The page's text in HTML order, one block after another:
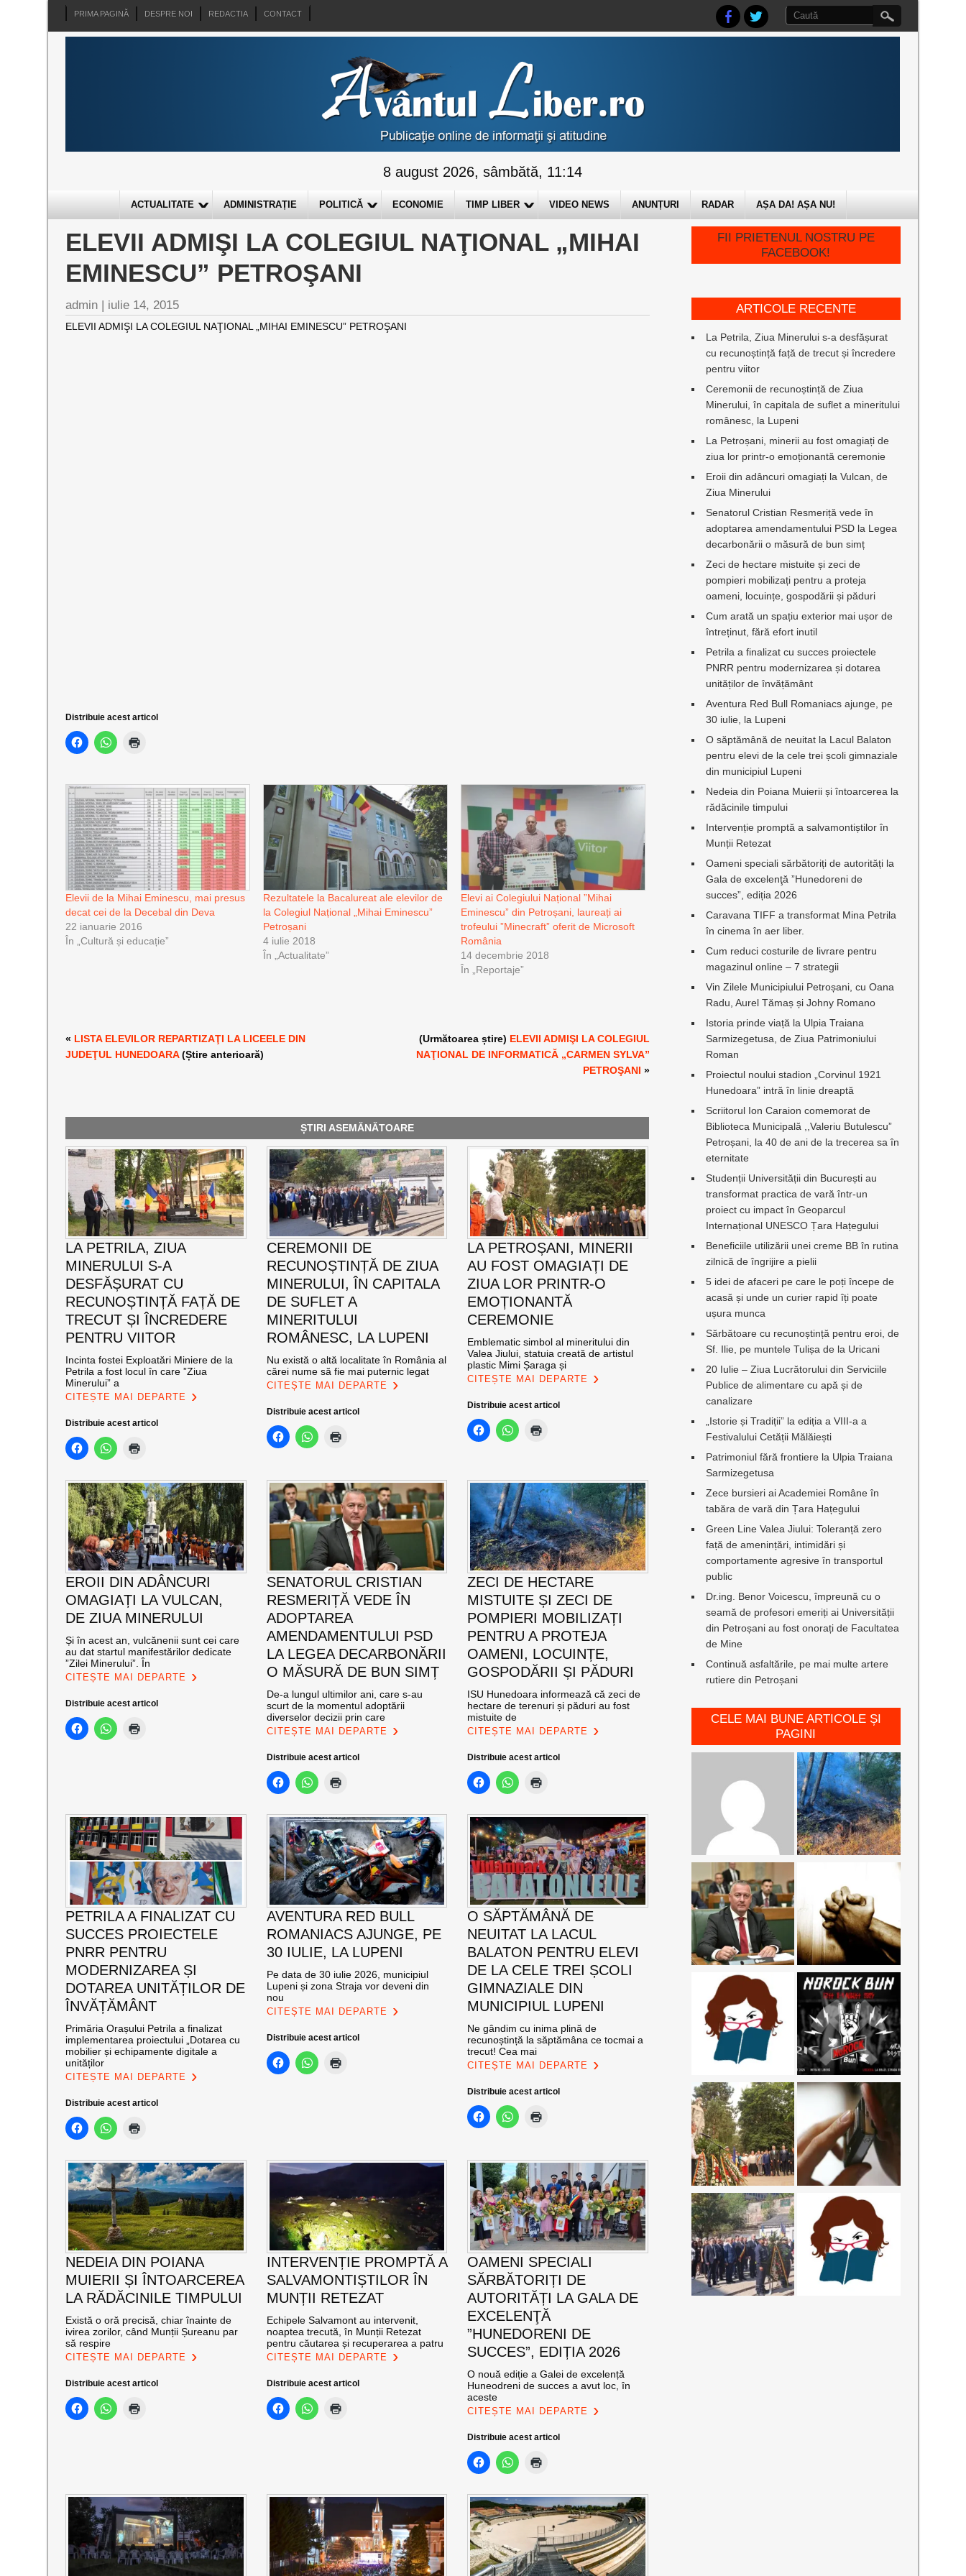
PRIMA PAGINĂ DESPRE NOI REDACTIA CONTACT
8 august 2026, sâmbătă, 11:14
ACTUALITATE ADMINISTRAȚIE POLITICĂ ECONOMIE TIMP LIBER VIDEO NEWS ANUNȚURI RADAR AȘA DA! AȘA NU!
ELEVII ADMIŞI LA COLEGIUL NAŢIONAL „MIHAI
EMINESCU” PETROŞANI
admin | iulie 14, 2015
ELEVII ADMIŞI LA COLEGIUL NAŢIONAL „MIHAI EMINESCU” PETROŞANI
Distribuie acest articol
Elevii de la Mihai Eminescu, mai presus
decat cei de la Decebal din Deva
22 ianuarie 2016
În „Cultură și educație”
Rezultatele la Bacalureat ale elevilor de
la Colegiul Național „Mihai Eminescu”
Petroșani
4 iulie 2018
În „Actualitate”
Elevi ai Colegiului Național ”Mihai
Eminescu” din Petroșani, laureați ai
trofeului ”Minecraft” oferit de Microsoft
România
14 decembrie 2018
În „Reportaje”
« LISTA ELEVILOR REPARTIZAŢI LA LICEELE DIN
JUDEŢUL HUNEDOARA(Știre anterioară)
(Următoarea știre) ELEVII ADMIŞI LA COLEGIUL
NAŢIONAL DE INFORMATICĂ „CARMEN SYLVA”
PETROŞANI »
ȘTIRI ASEMĂNĂTOARE
LA PETRILA, ZIUA
MINERULUI S-A
DESFĂȘURAT CU
RECUNOȘTINȚĂ FAȚĂ DE
TRECUT ȘI ÎNCREDERE
PENTRU VIITOR
Incinta fostei Exploatări Miniere de la
Petrila a fost locul în care ”Ziua
Minerului” a
CITEȘTE MAI DEPARTE
Distribuie acest articol
CEREMONII DE
RECUNOȘTINȚĂ DE ZIUA
MINERULUI, ÎN CAPITALA
DE SUFLET A
MINERITULUI
ROMÂNESC, LA LUPENI
Nu există o altă localitate în România al
cărei nume să fie mai puternic legat
CITEȘTE MAI DEPARTE
Distribuie acest articol
LA PETROȘANI, MINERII
AU FOST OMAGIAȚI DE
ZIUA LOR PRINTR-O
EMOȚIONANTĂ
CEREMONIE
Emblematic simbol al mineritului din
Valea Jiului, statuia creată de artistul
plastic Mimi Șaraga și
CITEȘTE MAI DEPARTE
Distribuie acest articol
EROII DIN ADÂNCURI
OMAGIAȚI LA VULCAN,
DE ZIUA MINERULUI
Și în acest an, vulcănenii sunt cei care
au dat startul manifestărilor dedicate
”Zilei Minerului”. În
CITEȘTE MAI DEPARTE
Distribuie acest articol
SENATORUL CRISTIAN
RESMERIȚĂ VEDE ÎN
ADOPTAREA
AMENDAMENTULUI PSD
LA LEGEA DECARBONĂRII
O MĂSURĂ DE BUN SIMȚ
De-a lungul ultimilor ani, care s-au
scurt de la momentul adoptării
diverselor decizii prin care
CITEȘTE MAI DEPARTE
Distribuie acest articol
ZECI DE HECTARE
MISTUITE ȘI ZECI DE
POMPIERI MOBILIZAȚI
PENTRU A PROTEJA
OAMENI, LOCUINȚE,
GOSPODĂRII ȘI PĂDURI
ISU Hunedoara informează că zeci de
hectare de terenuri și păduri au fost
mistuite de
CITEȘTE MAI DEPARTE
Distribuie acest articol
PETRILA A FINALIZAT CU
SUCCES PROIECTELE
PNRR PENTRU
MODERNIZAREA ȘI
DOTAREA UNITĂȚILOR DE
ÎNVĂȚĂMÂNT
Primăria Orașului Petrila a finalizat
implementarea proiectului „Dotarea cu
mobilier și echipamente digitale a
unităților
CITEȘTE MAI DEPARTE
Distribuie acest articol
AVENTURA RED BULL
ROMANIACS AJUNGE, PE
30 IULIE, LA LUPENI
Pe data de 30 iulie 2026, municipiul
Lupeni și zona Straja vor deveni din
nou
CITEȘTE MAI DEPARTE
Distribuie acest articol
O SĂPTĂMÂNĂ DE
NEUITAT LA LACUL
BALATON PENTRU ELEVI
DE LA CELE TREI ȘCOLI
GIMNAZIALE DIN
MUNICIPIUL LUPENI
Ne gândim cu inima plină de
recunoștință la săptămâna ce tocmai a
trecut! Cea mai
CITEȘTE MAI DEPARTE
Distribuie acest articol
NEDEIA DIN POIANA
MUIERII ȘI ÎNTOARCEREA
LA RĂDĂCINILE TIMPULUI
Există o oră precisă, chiar înainte de
ivirea zorilor, când Munții Șureanu par
să respire
CITEȘTE MAI DEPARTE
Distribuie acest articol
INTERVENȚIE PROMPTĂ A
SALVAMONTIȘTILOR ÎN
MUNȚII RETEZAT
Echipele Salvamont au intervenit,
noaptea trecută, în Munții Retezat
pentru căutarea și recuperarea a patru
CITEȘTE MAI DEPARTE
Distribuie acest articol
OAMENI SPECIALI
SĂRBĂTORIȚI DE
AUTORITĂȚI LA GALA DE
EXCELENŢĂ
”HUNEDORENI DE
SUCCES”, EDIȚIA 2026
O nouă ediție a Galei de excelență
Huneodreni de succes a avut loc, în
aceste
CITEȘTE MAI DEPARTE
Distribuie acest articol
FII PRIETENUL NOSTRU PE
FACEBOOK!
ARTICOLE RECENTE
La Petrila, Ziua Minerului s-a desfășurat
cu recunoștință față de trecut și încredere
pentru viitor
Ceremonii de recunoștință de Ziua
Minerului, în capitala de suflet a mineritului
românesc, la Lupeni
La Petroșani, minerii au fost omagiați de
ziua lor printr-o emoționantă ceremonie
Eroii din adâncuri omagiați la Vulcan, de
Ziua Minerului
Senatorul Cristian Resmeriță vede în
adoptarea amendamentului PSD la Legea
decarbonării o măsură de bun simț
Zeci de hectare mistuite și zeci de
pompieri mobilizați pentru a proteja
oameni, locuințe, gospodării și păduri
Cum arată un spațiu exterior mai ușor de
întreținut, fără efort inutil
Petrila a finalizat cu succes proiectele
PNRR pentru modernizarea și dotarea
unităților de învățământ
Aventura Red Bull Romaniacs ajunge, pe
30 iulie, la Lupeni
O săptămână de neuitat la Lacul Balaton
pentru elevi de la cele trei școli gimnaziale
din municipiul Lupeni
Nedeia din Poiana Muierii și întoarcerea la
rădăcinile timpului
Intervenție promptă a salvamontiștilor în
Munții Retezat
Oameni speciali sărbătoriți de autorități la
Gala de excelenţă ”Hunedoreni de
succes”, ediția 2026
Caravana TIFF a transformat Mina Petrila
în cinema în aer liber.
Cum reduci costurile de livrare pentru
magazinul online – 7 strategii
Vin Zilele Municipiului Petroșani, cu Oana
Radu, Aurel Tămaș și Johny Romano
Istoria prinde viață la Ulpia Traiana
Sarmizegetusa, de Ziua Patrimoniului
Roman
Proiectul noului stadion „Corvinul 1921
Hunedoara” intră în linie dreaptă
Scriitorul Ion Caraion comemorat de
Biblioteca Municipală ,,Valeriu Butulescu”
Petroșani, la 40 de ani de la trecerea sa în
eternitate
Studenții Universității din București au
transformat practica de vară într-un
proiect cu impact în Geoparcul
Internațional UNESCO Țara Hațegului
Beneficiile utilizării unei creme BB în rutina
zilnică de îngrijire a pielii
5 idei de afaceri pe care le poți începe de
acasă și unde un curier rapid îți poate
ușura munca
Sărbătoare cu recunoștință pentru eroi, de
Sf. Ilie, pe muntele Tulișa de la Uricani
20 Iulie – Ziua Lucrătorului din Serviciile
Publice de alimentare cu apă și de
canalizare
„Istorie și Tradiții” la ediția a VIII-a a
Festivalului Cetății Mălăiești
Patrimoniul fără frontiere la Ulpia Traiana
Sarmizegetusa
Zece bursieri ai Academiei Române în
tabăra de vară din Țara Hațegului
Green Line Valea Jiului: Toleranță zero
față de amenințări, intimidări și
comportamente agresive în transportul
public
Dr.ing. Benor Voicescu, împreună cu o
seamă de profesori emeriți ai Universității
din Petroșani au fost onorați de Facultatea
de Mine
Continuă asfaltările, pe mai multe artere
rutiere din Petroșani
CELE MAI BUNE ARTICOLE ȘI
PAGINI